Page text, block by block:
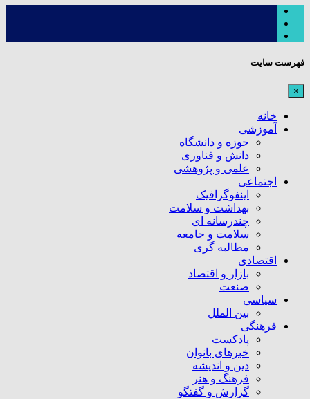
فهرست سایت
×
خانه
آموزشی
حوزه و دانشگاه
دانش و فناوری
علمی و پژوهشی
اجتماعی
اینفوگرافیک
بهداشت و سلامت
چندرسانه ای
سلامت و جامعه
مطالبه گری
اقتصادی
بازار و اقتصاد
صنعت
سیاسی
بین الملل
فرهنگی
پادکست
خبرهای بانوان
دین و اندیشه
فرهنگ و هنر
گزارش و گفتگو